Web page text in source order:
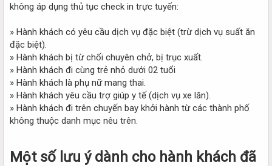
không áp dụng thủ tục check in trực tuyến:
» Hành khách có yêu cầu dịch vụ đặc biệt (trừ dịch vụ suất ăn
đặc biệt).
» Hành khách bị từ chối chuyên chở, bị trục xuất.
» Hành khách đi cùng trẻ nhỏ dưới 02 tuổi
» Hành khách là phụ nữ mang thai.
» Hành khách yêu cầu trợ giúp y tế (dịch vụ xe lăn).
» Hành khách đi trên chuyến bay khởi hành từ các thành phố
không thuộc danh mục nêu trên.
Một số lưu ý dành cho hành khách đã